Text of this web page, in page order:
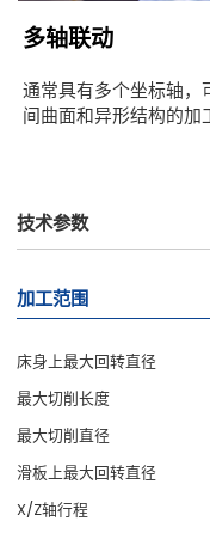
多轴联动
通常具有多个坐标轴，
间曲面和异形结构的加
技术参数
加工范围
床身上最大回转直径
最大切削长度
最大切削直径
滑板上最大回转直径
X/Z轴行程